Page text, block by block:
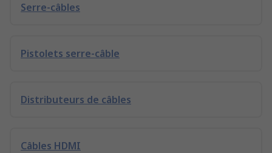
Serre-câbles
Pistolets serre-câble
Distributeurs de câbles
Câbles HDMI